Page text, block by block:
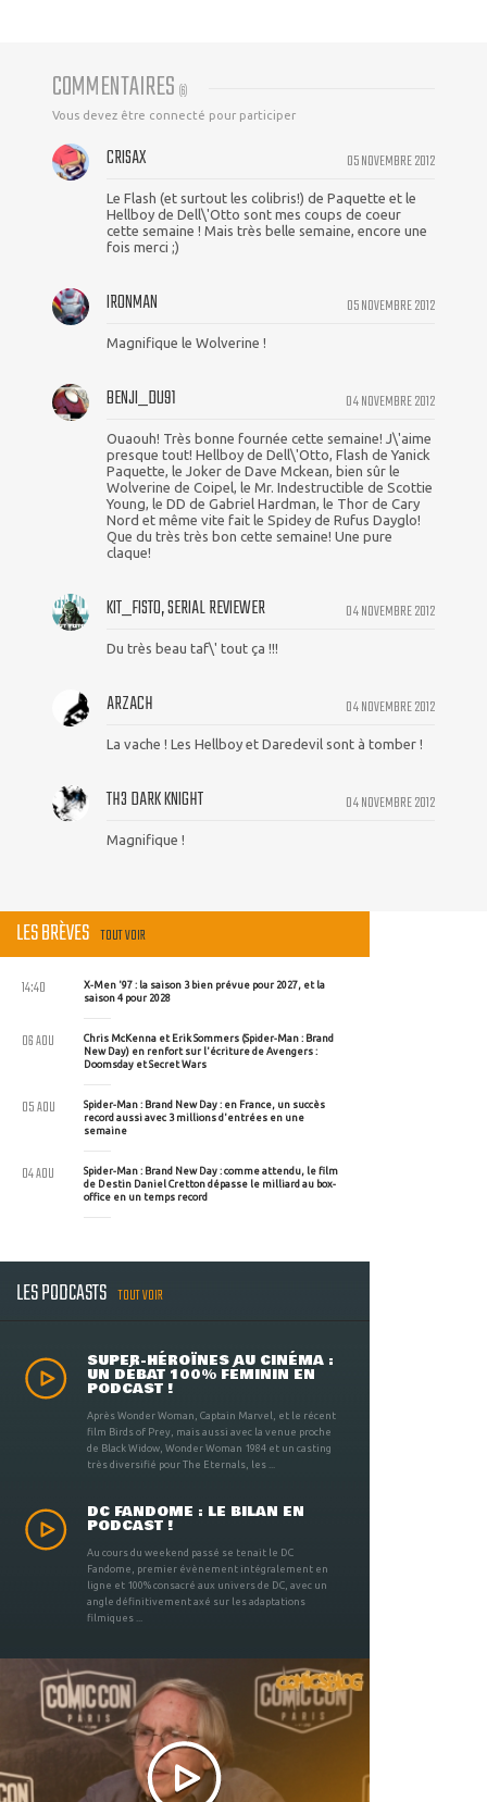
COMMENTAIRES (6)
Vous devez être connecté pour participer
05 NOVEMBRE 2012
CRISAX
Le Flash (et surtout les colibris!) de Paquette et le
Hellboy de Dell\'Otto sont mes coups de coeur
cette semaine ! Mais très belle semaine, encore une
fois merci ;)
05 NOVEMBRE 2012
IRONMAN
Magnifique le Wolverine !
04 NOVEMBRE 2012
BENJI_DU91
Ouaouh! Très bonne fournée cette semaine! J\'aime
presque tout! Hellboy de Dell\'Otto, Flash de Yanick
Paquette, le Joker de Dave Mckean, bien sûr le
Wolverine de Coipel, le Mr. Indestructible de Scottie
Young, le DD de Gabriel Hardman, le Thor de Cary
Nord et même vite fait le Spidey de Rufus Dayglo!
Que du très très bon cette semaine! Une pure
claque!
04 NOVEMBRE 2012
KIT_FISTO, SERIAL REVIEWER
Du très beau taf\' tout ça !!!
04 NOVEMBRE 2012
ARZACH
La vache ! Les Hellboy et Daredevil sont à tomber !
04 NOVEMBRE 2012
TH3 DARK KNIGHT
Magnifique !
LES BRÈVES TOUT VOIR
X-Men '97 : la saison 3 bien prévue pour 2027, et la
saison 4 pour 2028
14:40
Chris McKenna et Erik Sommers (Spider-Man : Brand
New Day) en renfort sur l'écriture de Avengers :
Doomsday et Secret Wars
06 AOU
Spider-Man : Brand New Day : en France, un succès
record aussi avec 3 millions d'entrées en une
semaine
05 AOU
Spider-Man : Brand New Day : comme attendu, le film
de Destin Daniel Cretton dépasse le milliard au box-
office en un temps record
04 AOU
LES PODCASTS TOUT VOIR
SUPER-HÉROÏNES AU CINÉMA :
UN DÉBAT 100% FÉMININ EN
PODCAST !
Après Wonder Woman, Captain Marvel, et le récent
film Birds of Prey, mais aussi avec la venue proche
de Black Widow, Wonder Woman 1984 et un casting
très diversifié pour The Eternals, les ...
DC FANDOME : LE BILAN EN
PODCAST !
Au cours du weekend passé se tenait le DC
Fandome, premier évènement intégralement en
ligne et 100% consacré aux univers de DC, avec un
angle définitivement axé sur les adaptations
filmiques ...